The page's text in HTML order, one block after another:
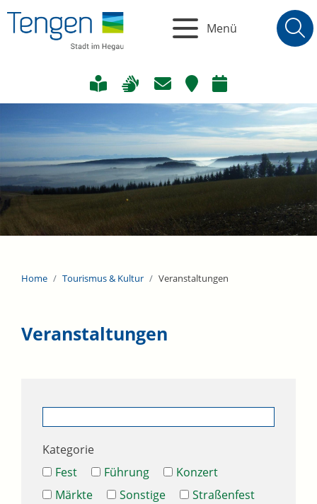
Menü
Home Tourismus & Kultur Veranstaltungen
Veranstaltungen
Kategorie
Fest
Führung
Konzert
Märkte
Sonstige
Straßenfest